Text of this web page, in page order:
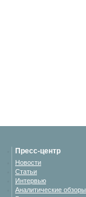
Пресс-центр
Новости
Статьи
Интервью
Аналитические обзоры